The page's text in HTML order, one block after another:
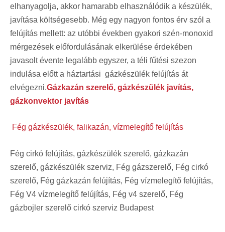
elhanyagolja, akkor hamarabb elhasználódik a készülék,
javítása költségesebb. Még egy nagyon fontos érv szól a
felújítás mellett: az utóbbi években gyakori szén-monoxid
mérgezések előfordulásának elkerülése érdekében
javasolt évente legalább egyszer, a téli fűtési szezon
indulása előtt a háztartási gázkészülék felújítás át
elvégezni.Gázkazán szerelő, gázkészülék javítás,
gázkonvektor javítás
Fég gázkészülék, falikazán, vízmelegítő felújítás
Fég cirkó felújítás, gázkészülék szerelő, gázkazán
szerelő, gázkészülék szerviz, Fég gázszerelő, Fég cirkó
szerelő, Fég gázkazán felújítás, Fég vízmelegítő felújítás,
Fég V4 vízmelegítő felújítás, Fég v4 szerelő, Fég
gázbojler szerelő cirkó szerviz Budapest